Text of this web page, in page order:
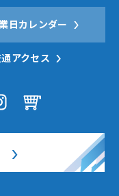
日カレンダー
アクセス